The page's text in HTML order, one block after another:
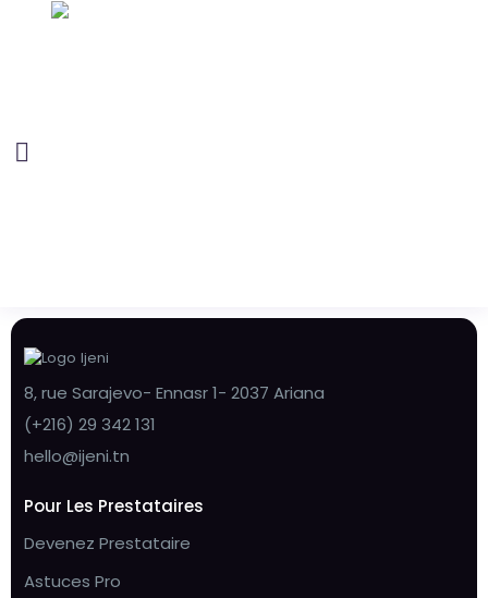
8, rue Sarajevo- Ennasr 1- 2037 Ariana
(+216) 29 342 131
hello@ijeni.tn
Pour Les Prestataires
Devenez Prestataire
Astuces Pro